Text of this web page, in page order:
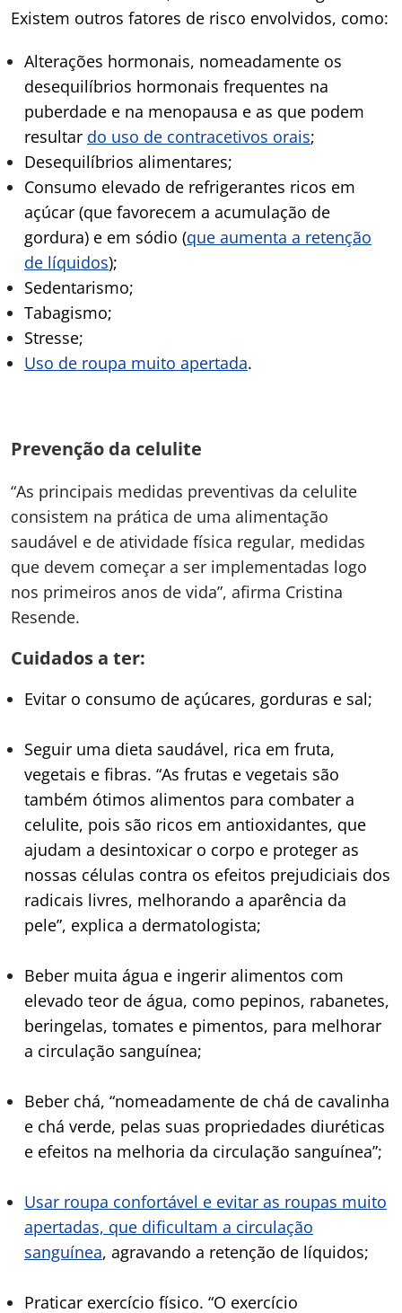
Existem outros fatores de risco envolvidos, como:
Alterações hormonais, nomeadamente os
desequilíbrios hormonais frequentes na
puberdade e na menopausa e as que podem
resultar do uso de contracetivos orais;
Desequilíbrios alimentares;
Consumo elevado de refrigerantes ricos em
açúcar (que favorecem a acumulação de
gordura) e em sódio (que aumenta a retenção
de líquidos);
Sedentarismo;
Tabagismo;
Stresse;
Uso de roupa muito apertada.
Prevenção da celulite
“As principais medidas preventivas da celulite
consistem na prática de uma alimentação
saudável e de atividade física regular, medidas
que devem começar a ser implementadas logo
nos primeiros anos de vida”, afirma Cristina
Resende.
Cuidados a ter:
Evitar o consumo de açúcares, gorduras e sal;
Seguir uma dieta saudável, rica em fruta,
vegetais e fibras. “As frutas e vegetais são
também ótimos alimentos para combater a
celulite, pois são ricos em antioxidantes, que
ajudam a desintoxicar o corpo e proteger as
nossas células contra os efeitos prejudiciais dos
radicais livres, melhorando a aparência da
pele”, explica a dermatologista;
Beber muita água e ingerir alimentos com
elevado teor de água, como pepinos, rabanetes,
beringelas, tomates e pimentos, para melhorar
a circulação sanguínea;
Beber chá, “nomeadamente de chá de cavalinha
e chá verde, pelas suas propriedades diuréticas
e efeitos na melhoria da circulação sanguínea”;
Usar roupa confortável e evitar as roupas muito
apertadas, que dificultam a circulação
sanguínea, agravando a retenção de líquidos;
Praticar exercício físico. “O exercício